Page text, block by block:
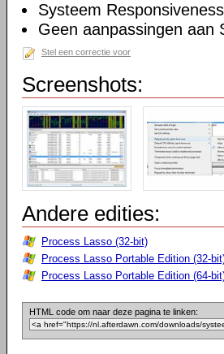
Systeem
Geen aanpassingen aan
Stel een correctie voor
Screenshots:
Andere edities:
Process Lasso (32-bit)
Process Lasso Portable Edition (32-
Process Lasso Portable Edition (64-
HTML code om naar deze pagina te linken: